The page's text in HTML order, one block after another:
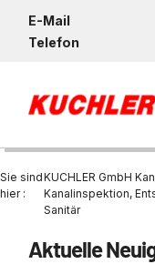
E-Mail
Telefon
Sie sind
hier :
KUCHLER GmbH
Kanalinspektion,
Sanitär
Aktuelle